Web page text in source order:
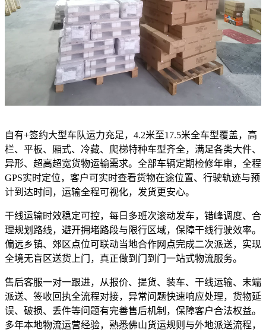
自有+签约大型车队运力充足，4.2米至17.5米全车型覆盖，高
栏、平板、厢式、冷藏、爬梯特种车型齐全，满足各类大件、
异形、超高超宽货物运输需求。全部车辆定期检修年审，全程
GPS实时定位，客户可实时查看货物在途位置、行驶轨迹与预
计到达时间，运输全程可视化，发货更安心。
干线运输时效稳定可控，每日多班次滚动发车，错峰调度、合
理规划路线，避开拥堵路段与限行区域，保障干线行驶效率。
偏远乡镇、郊区点位可联动当地合作网点完成二次派送，实现
全境无盲区送货上门，真正做到门到门一站式物流服务。
售后客服一对一跟进，从报价、提货、装车、干线运输、末端
派送、签收回执全流程对接，异常问题快速响应处理，货物延
误、破损、丢件等问题有完善售后机制，保障客户合法权益。
多年本地物流运营经验，熟悉佛山货运规则与外地派送流程，